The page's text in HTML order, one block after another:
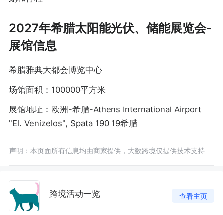
2027年希腊太阳能光伏、储能展览会-
展馆信息
希腊雅典大都会博览中心
场馆面积：100000平方米
展馆地址：欧洲-希腊-Athens International Airport
"El. Venizelos", Spata 190 19希腊
声明：本页面所有信息均由商家提供，大数跨境仅提供技术支持
跨境活动一览 查看主页